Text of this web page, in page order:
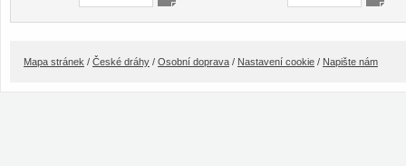
Mapa stránek / České dráhy / Osobní doprava / Nastavení cookie / Napište nám